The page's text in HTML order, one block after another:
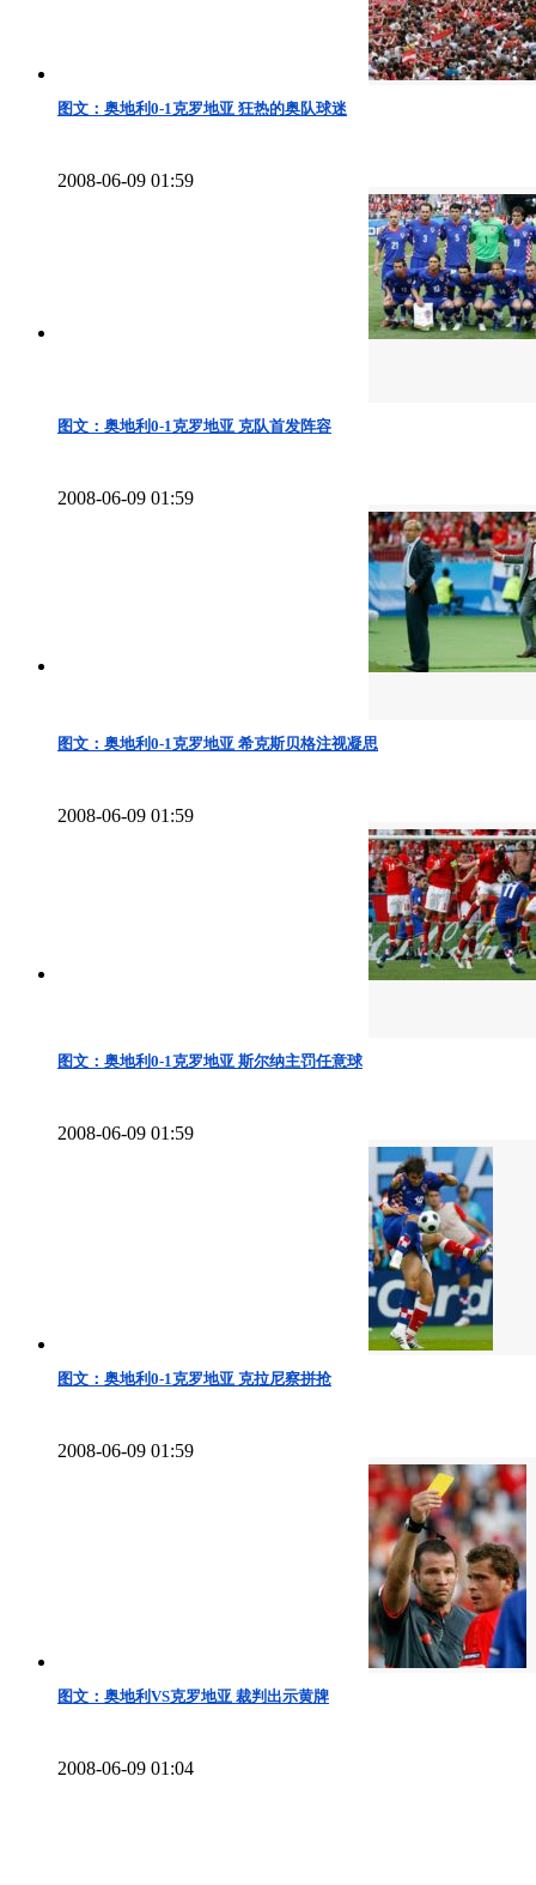
图文：奥地利0-1克罗地亚 狂热的奥队球迷
2008-06-09 01:59
图文：奥地利0-1克罗地亚 克队首发阵容
2008-06-09 01:59
图文：奥地利0-1克罗地亚 希克斯贝格注视凝思
2008-06-09 01:59
图文：奥地利0-1克罗地亚 斯尔纳主罚任意球
2008-06-09 01:59
图文：奥地利0-1克罗地亚 克拉尼察拼抢
2008-06-09 01:59
图文：奥地利VS克罗地亚 裁判出示黄牌
2008-06-09 01:04